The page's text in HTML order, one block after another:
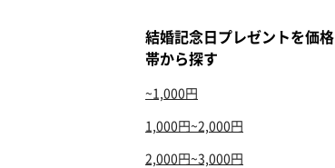
結婚記念日プレゼントを価格
帯から探す
~1,000円
1,000円~2,000円
2,000円~3,000円